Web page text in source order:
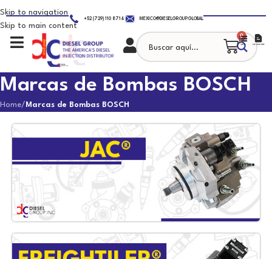
Skip to navigation
Skip to main content
+52 (729) 110 8714 MEXICO@DIESELGROUP.GLOBAL
0
Marcas de Bombas BOSCH
Home/ Marcas de Bombas BOSCH